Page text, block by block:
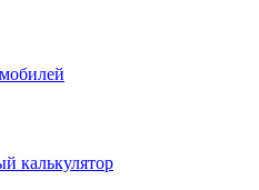
калькулятор